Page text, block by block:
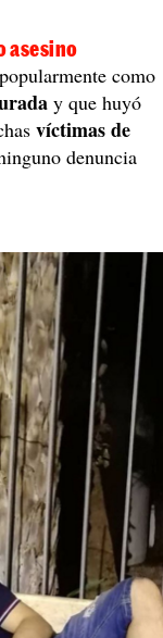
asesino
como
y que huyó
víctimas de
denuncia